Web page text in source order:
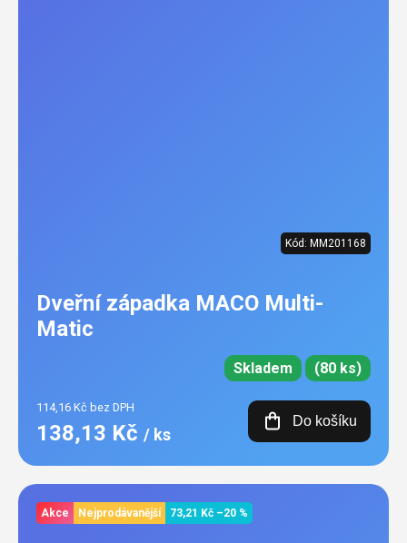
Kód: MM201168
Dveřní západka MACO Multi-
Matic
Skladem (80 ks)
114,16 Kč bez DPH
138,13 Kč / ks
Do košíku
Akce Nejprodávanější 73,21 Kč –20 %